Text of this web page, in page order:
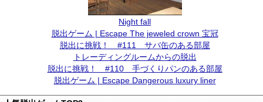
Night fall
脱出ゲーム | Escape The jeweled crown 宝冠
脱出に挑戦！ #111 サバ缶のある部屋
トレーディングルームからの脱出
脱出に挑戦！ #110 手づくりパンのある部屋
脱出ゲーム | Escape Dangerous luxury liner